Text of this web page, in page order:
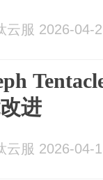
云服 2026-04-
进
云服 2026-04-